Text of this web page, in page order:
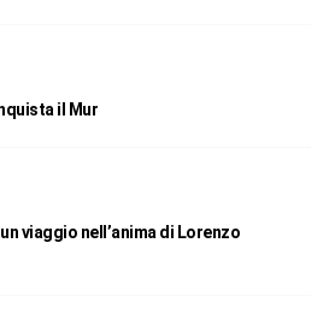
il Mur
viaggio nell’anima di Lorenzo